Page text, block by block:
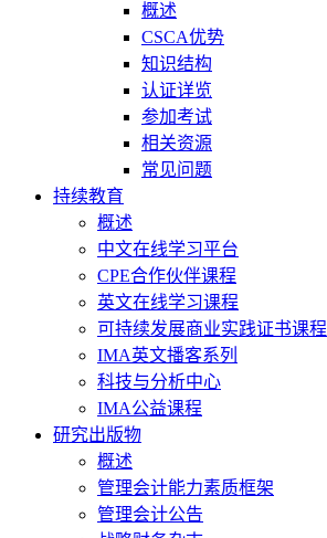
概述
CSCA优势
知识结构
认证详览
参加考试
相关资源
常见问题
持续教育
概述
中文在线学习平台
CPE合作伙伴课程
英文在线学习课程
可持续发展商业实践证书课程
IMA英文播客系列
科技与分析中心
IMA公益课程
研究出版物
概述
管理会计能力素质框架
管理会计公告